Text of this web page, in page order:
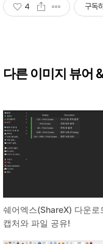
4 구독
다른 이미지 뷰어
쉐어엑스(ShareX) 다운로
캡처와 파일 공유!